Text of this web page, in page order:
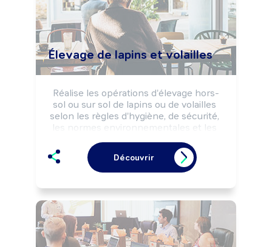
Élevage de lapins et volailles
Réalise les opérations d'élevage hors-
sol ou sur sol de lapins ou de volailles
selon les règles d'hygiène, de sécurité,
les normes environnementales et les
Peut transformer et commercialiser des
produits issus de l'élevage (viande,
oeufs, ...).
un élevage.
Découvrir